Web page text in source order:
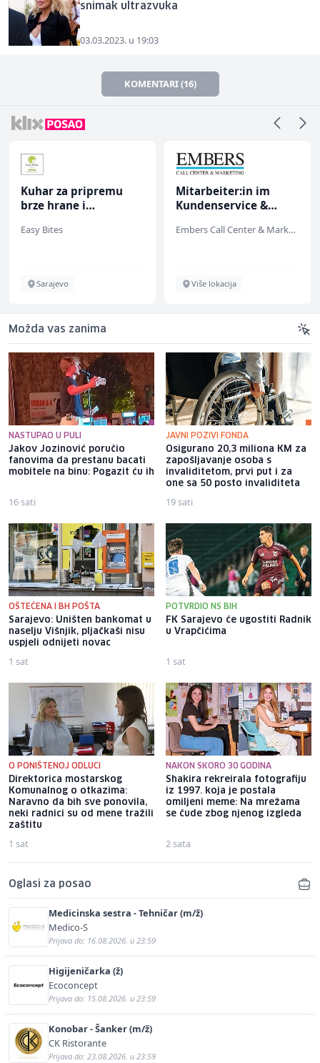
snimak ultrazvuka
03.03.2023. u 19:03
KOMENTARI (16)
Kuhar za pripremu
brze hrane i
ž)
Easy Bites
Sarajevo
Mitarbeiter:in im
Kundenservice &
Embers Call Center & Marketing
Više lokacija
Možda vas zanima
NASTUPAO U PULI
Jakov Jozinović poručio
fanovima da prestanu bacati
mobitele na binu: Pogazit ću ih
16 sati
JAVNI POZIVI FONDA
Osigurano 20,3 miliona KM za
zapošljavanje osoba s
invaliditetom, prvi put i za
one sa 50 posto invaliditeta
19 sati
OŠTEĆENA I BH POŠTA
Sarajevo: Uništen bankomat u
naselju Višnjik, pljačkaši nisu
uspjeli odnijeti novac
1 sat
POTVRDIO NS BIH
FK Sarajevo će ugostiti Radnik
u Vrapčićima
1 sat
O PONIŠTENOJ ODLUCI
Direktorica mostarskog
Komunalnog o otkazima:
Naravno da bih sve ponovila,
neki radnici su od mene tražili
zaštitu
1 sat
NAKON SKORO 30 GODINA
Shakira rekreirala fotografiju
iz 1997. koja je postala
omiljeni meme: Na mrežama
se čude zbog njenog izgleda
2 sata
Oglasi za posao
Medicinska sestra - Tehničar (m/ž)
Medico-S
Prijava do: 16.08.2026. u 23:59
Higijeničarka (ž)
Ecoconcept
Prijava do: 15.08.2026. u 23:59
Konobar - Šanker (m/ž)
CK Ristorante
Prijava do: 23.08.2026. u 23:59